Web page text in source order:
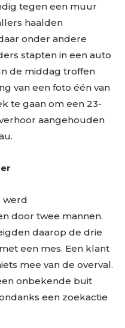
tegen een muur
haalden
onder andere
stapten in een auto
de middag troffen
van een foto één van
te gaan om een 23-
aangehouden
werd
door twee mannen.
daarop de drie
een mes. Een klant
mee van de overval.
onbekende buit
een zoekactie